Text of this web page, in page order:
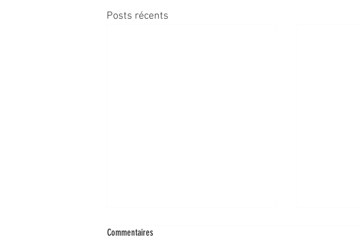
Posts récents
Commentaires